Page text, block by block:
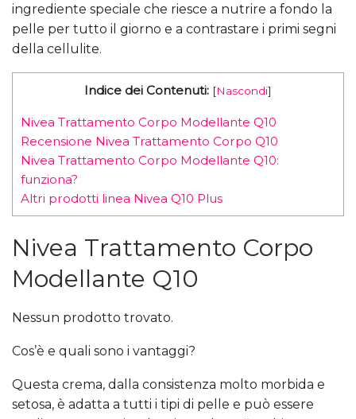
ingrediente speciale che riesce a nutrire a fondo la
pelle per tutto il giorno e a contrastare i primi segni
della cellulite.
Indice dei Contenuti: [Nascondi]
Nivea Trattamento Corpo Modellante Q10
Recensione Nivea Trattamento Corpo Q10
Nivea Trattamento Corpo Modellante Q10:
funziona?
Altri prodotti linea Nivea Q10 Plus
Nivea Trattamento Corpo
Modellante Q10
Nessun prodotto trovato.
Cos’è e quali sono i vantaggi?
Questa crema, dalla consistenza molto morbida e
setosa, è adatta a tutti i tipi di pelle e può essere